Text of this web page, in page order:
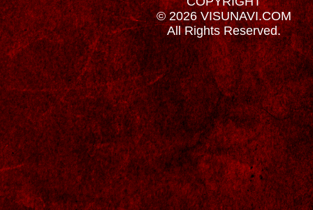
© 2026 VISUNAVI.COM
All Rights Reserved.